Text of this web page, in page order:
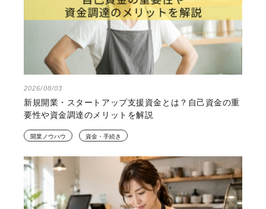
2026/08/03
新規開業・スタートアップ支援資金とは？自己資金の重
要性や資金調達のメリットを解説
開業ノウハウ 資金・手続き